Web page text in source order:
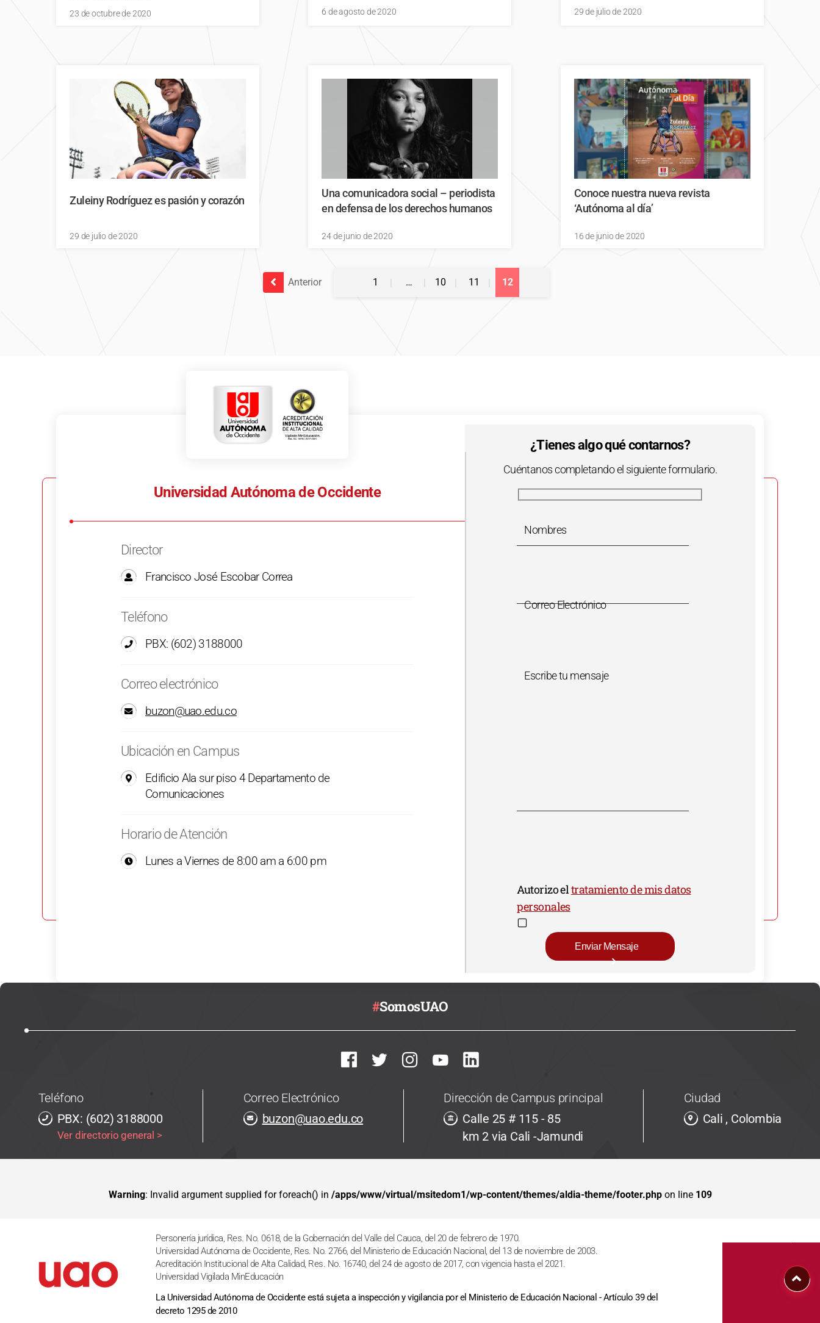
23 de octubre de 2020 6 de agosto de 2020 29 de julio de 2020
Zuleiny Rodríguez es pasión y corazón
29 de julio de 2020
Una comunicadora social – periodista
en defensa de los derechos humanos
24 de junio de 2020
Conoce nuestra nueva revista
‘Autónoma al día’
16 de junio de 2020
Anterior 1 … 10 11 12
Universidad Autónoma de Occidente
Director
Francisco José Escobar Correa
Teléfono
PBX: (602) 3188000
Correo electrónico
buzon@uao.edu.co
Ubicación en Campus
Edificio Ala sur piso 4 Departamento de
Comunicaciones
Horario de Atención
Lunes a Viernes de 8:00 am a 6:00 pm
¿Tienes algo qué contarnos?
Cuéntanos completando el siguiente formulario.
Nombres
Correo Electrónico
Escribe tu mensaje
Autorizo eltratamiento de mis datos
personales
#SomosUAO
Teléfono
PBX: (602) 3188000
Ver directorio general >
Correo Electrónico
buzon@uao.edu.co
Dirección de Campus principal
Calle 25 # 115 - 85
km 2 via Cali -Jamundi
Ciudad
Cali , Colombia
Warning: Invalid argument supplied for foreach() in /apps/www/virtual/msitedom1/wp-content/themes/aldia-theme/footer.phpon line 109
Personería jurídica, Res. No. 0618, de la Gobernación del Valle del Cauca, del 20 de febrero de 1970.
Universidad Autónoma de Occidente, Res. No. 2766, del Ministerio de Educación Nacional, del 13 de noviembre de 2003.
Acreditación Institucional de Alta Calidad, Res. No. 16740, del 24 de agosto de 2017, con vigencia hasta el 2021.
Universidad Vigilada MinEducación
La Universidad Autónoma de Occidente está sujeta a inspección y vigilancia por el Ministerio de Educación Nacional - Artículo 39 del
decreto 1295 de 2010